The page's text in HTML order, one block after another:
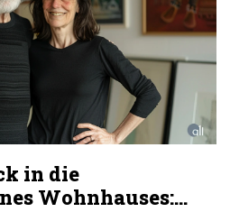
in die
Wohnhauses: